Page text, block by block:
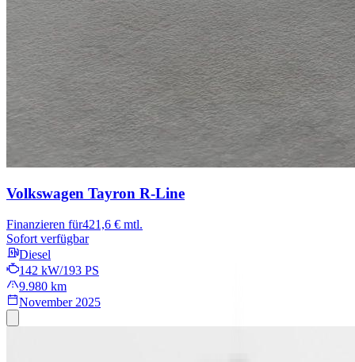
Volkswagen Tayron R-Line
Finanzieren für421,6 € mtl.
Sofort verfügbar
Diesel
142 kW/193 PS
9.980 km
November 2025